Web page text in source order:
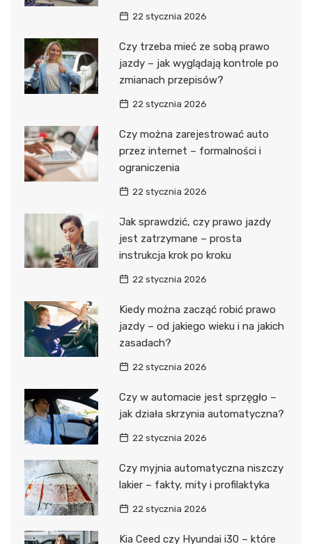
22 stycznia 2026
Czy trzeba mieć ze sobą prawo
jazdy – jak wyglądają kontrole po
zmianach przepisów?
22 stycznia 2026
Czy można zarejestrować auto
przez internet – formalności i
ograniczenia
22 stycznia 2026
Jak sprawdzić, czy prawo jazdy
jest zatrzymane – prosta
instrukcja krok po kroku
22 stycznia 2026
Kiedy można zacząć robić prawo
jazdy – od jakiego wieku i na jakich
zasadach?
22 stycznia 2026
Czy w automacie jest sprzęgło –
jak działa skrzynia automatyczna?
22 stycznia 2026
Czy myjnia automatyczna niszczy
lakier – fakty, mity i profilaktyka
22 stycznia 2026
Kia Ceed czy Hyundai i30 – które